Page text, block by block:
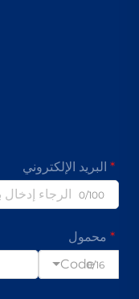
البريد الإلكتروني
0/100
محمول
Code0/16